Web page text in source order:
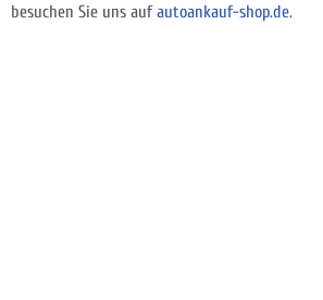
besuchen Sie uns aufautoankauf-shop.de.